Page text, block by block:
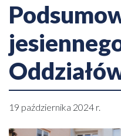
19 października 2024 r.